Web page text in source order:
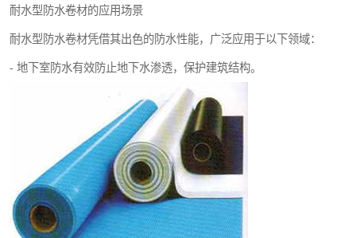
耐水型防水卷材的应用场景
耐水型防水卷材凭借其出色的防水性能，广泛应用于以下领域：
- 地下室防水有效防止地下水渗透，保护建筑结构。